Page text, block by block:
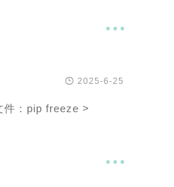

 2025-6-25
件：pip freeze >
